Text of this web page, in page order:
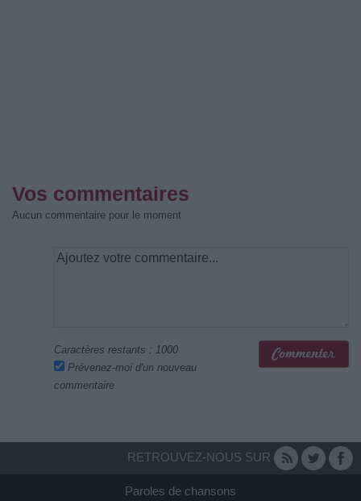
Vos commentaires
Aucun commentaire pour le moment
Caractères restants : 1000
Prévenez-moi d'un nouveau
commentaire
RETROUVEZ-NOUS SUR
Paroles de chansons